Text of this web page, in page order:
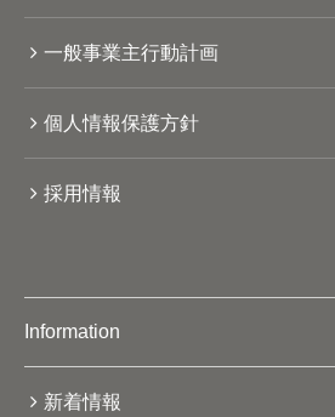
一般事業主行動計画
個人情報保護方針
採用情報
Information
新着情報